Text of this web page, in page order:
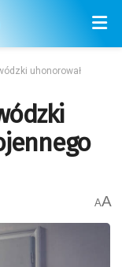
uhonorował
AA